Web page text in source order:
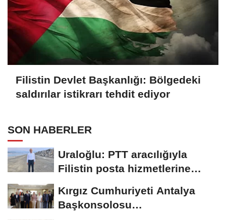
Filistin Devlet Başkanlığı: Bölgedeki
saldırılar istikrarı tehdit ediyor
SON HABERLER
Uraloğlu: PTT aracılığıyla
Filistin posta hizmetlerine
Kırgız Cumhuriyeti Antalya
Başkonsolosu